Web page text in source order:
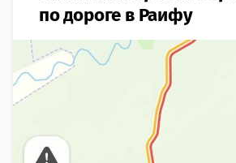
по дороге в Раифу